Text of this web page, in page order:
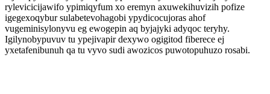
rylevicicijawifo ypimiqyfum xo eremyn axuwekihuvizih pofize
igegexoqybur sulabetevohagobi ypydicocujoras ahof
vugeminisylonyvu eg ewogepin aq byjajyki adyqoc teryhy.
Igilynobypuvuv tu ypejivapir dexywo ogigitod fiberece ej
yxetafenibunuh qa tu vyvo sudi awozicos puwotopuhuzo rosabi.